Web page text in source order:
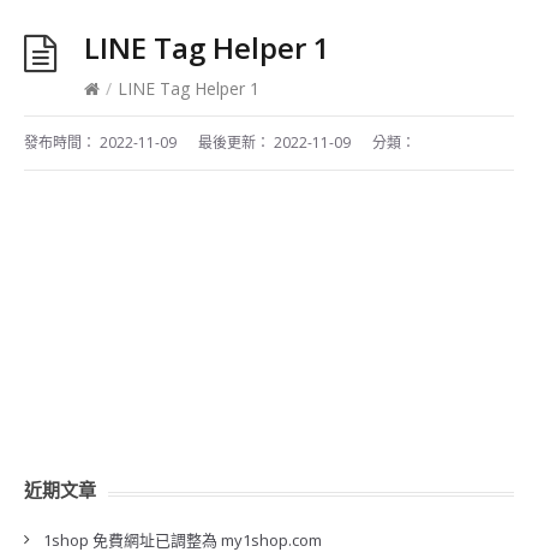
LINE Tag Helper 1
/ LINE Tag Helper 1
發布時間： 2022-11-09 最後更新： 2022-11-09 分類：
近期文章
1shop 免費網址已調整為 my1shop.com